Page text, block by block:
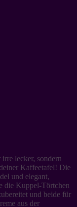
lecker, sondern
Kaffeetafel! Die
und elegant,
die Kuppel-Törtchen
und beide für
aus der